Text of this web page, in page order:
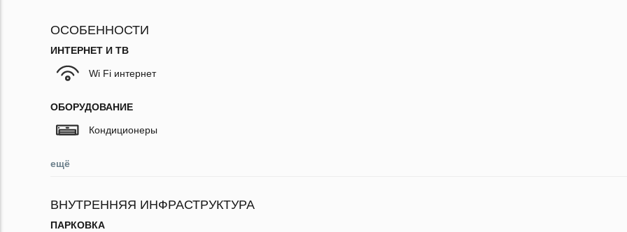
ОСОБЕННОСТИ
ИНТЕРНЕТ И ТВ
Wi Fi интернет
ОБОРУДОВАНИЕ
Кондиционеры
ещё
ВНУТРЕННЯЯ ИНФРАСТРУКТУРА
ПАРКОВКА